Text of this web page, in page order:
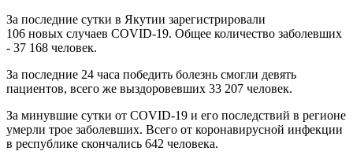
За последние сутки в Якутии зарегистрировали
106 новых случаев COVID-19. Общее количество заболевших
- 37 168 человек.
За последние 24 часа победить болезнь смогли девять
пациентов, всего же выздоровевших 33 207 человек.
За минувшие сутки от COVID-19 и его последствий в регионе
умерли трое заболевших. Всего от коронавирусной инфекции
в республике скончались 642 человека.